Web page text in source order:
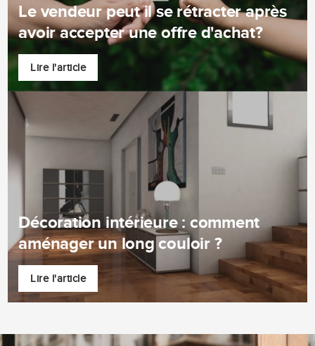
Le vendeur peut il se rétracter après
avoir accepter une offre d'achat?
Lire l'article
Décoration intérieure : comment
aménager un long couloir ?
Lire l'article